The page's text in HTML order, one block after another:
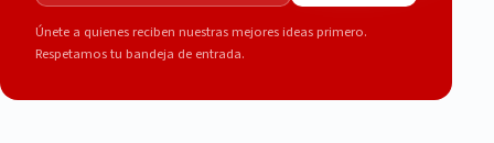
Únete a quienes reciben nuestras mejores ideas primero.
Respetamos tu bandeja de entrada.